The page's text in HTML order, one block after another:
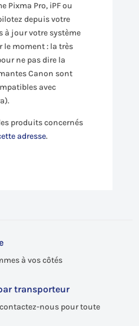
Pixma Pro, iPF ou
depuis votre
à jour votre système
le moment : la très
ne pas dire la
Canon sont
avec
produits concernés
adresse.
à vos côtés
transporteur
nous pour toute